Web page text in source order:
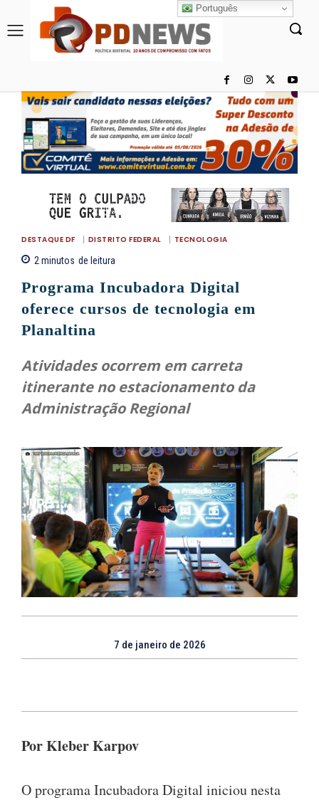
DESTAQUE DF DISTRITO FEDERAL TECNOLOGIA
2minutos de leitura
Programa Incubadora Digital
oferece cursos de tecnologia em
Planaltina
Atividades ocorrem em carreta
itinerante no estacionamento da
Administração Regional
7 de janeiro de 2026
PorKleber Karpov
O programa Incubadora Digital iniciou nesta
Português